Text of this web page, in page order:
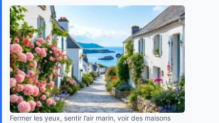
Fermer les yeux, sentir l’air marin, voir des maisons